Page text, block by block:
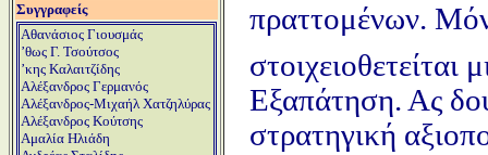
Συγγραφείς
Αθανάσιος Γιουσμάς
ʼθως Γ. Τσούτσος
ʼκης Καλαιτζίδης
Αλέξανδρος Γερμανός
Αλέξανδρος-Μιχαήλ Χατζηλύρας
Αλέξανδρος Κούτσης
Αμαλία Ηλιάδη
πραττομένων.
Εξαπάτηση. Ας
στρατηγική